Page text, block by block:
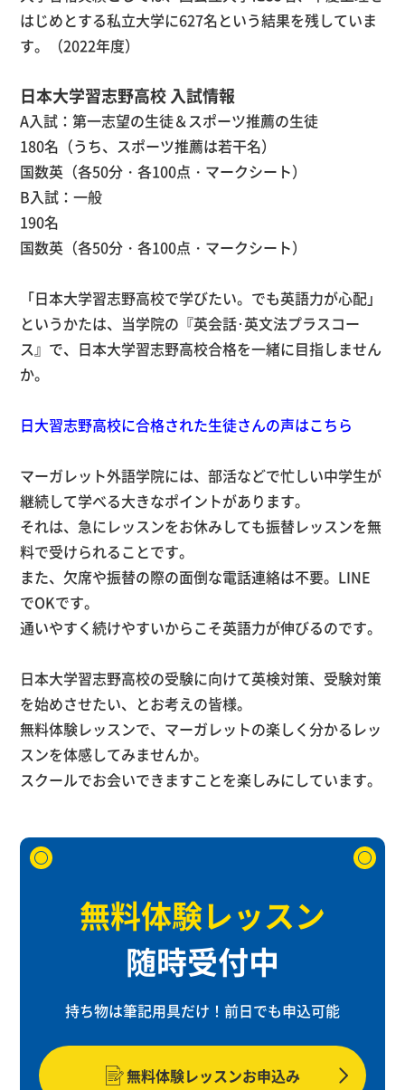
はじめとする私立大学に627名という結果を残していま
す。（2022年度）
日本大学習志野高校 入試情報
A入試：第一志望の生徒＆スポーツ推薦の生徒
180名（うち、スポーツ推薦は若干名）
国数英（各50分・各100点・マークシート）
B入試：一般
190名
国数英（各50分・各100点・マークシート）
「日本大学習志野高校で学びたい。でも英語力が心配」
というかたは、当学院の『英会話･英文法プラスコー
ス』で、日本大学習志野高校合格を一緒に目指しません
か。
日大習志野高校に合格された生徒さんの声はこちら
マーガレット外語学院には、部活などで忙しい中学生が
継続して学べる大きなポイントがあります。
それは、急にレッスンをお休みしても振替レッスンを無
料で受けられることです。
また、欠席や振替の際の面倒な電話連絡は不要。 LINE
でOKです。
通いやすく続けやすいからこそ英語力が伸びるのです。
日本大学習志野高校の受験に向けて英検対策、受験対策
を始めさせたい、とお考えの皆様。
無料体験レッスンで、マーガレットの楽しく分かるレッ
スンを体感してみませんか。
スクールでお会いできますことを楽しみにしています。
無料体験レッスン
随時受付中
持ち物は筆記用具だけ！ 前日でも申込可能
無料体験レッスンお申込み